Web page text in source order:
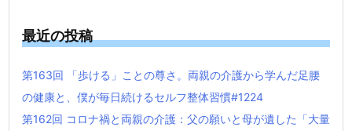
最近の投稿
第163回 「歩ける」ことの尊さ。両親の介護から学んだ足腰
の健康と、僕が毎日続けるセルフ整体習慣#1224
第162回 コロナ禍と両親の介護：父の願いと母が遺した「大量